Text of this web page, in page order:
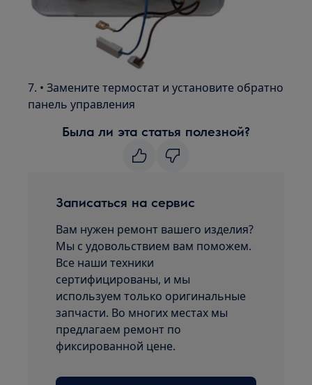
7. • Замените термостат и установите обратно
панель управления
Была ли эта статья полезной?
Записаться на сервис
Вам нужен ремонт вашего изделия?
Мы с удовольствием вам поможем.
Все наши техники
сертифицированы, и мы
используем только оригинальные
запчасти. Во многих местах мы
предлагаем ремонт по
фиксированной цене.